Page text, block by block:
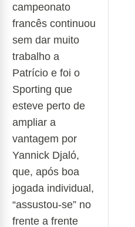
campeonato
francês continuou
sem dar muito
trabalho a
Patrício e foi o
Sporting que
esteve perto de
ampliar a
vantagem por
Yannick Djaló,
que, após boa
jogada individual,
“assustou-se” no
frente a frente